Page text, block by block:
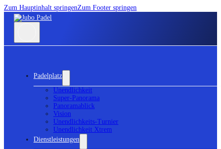
Zum Hauptinhalt springenZum Footer springen
Padelplatz
Unendlichkeit
Super-Panorama
Panoramablick
Vision
Unendlichkeits-Turnier
Unendlichkeit Xtrem
Dienstleistungen